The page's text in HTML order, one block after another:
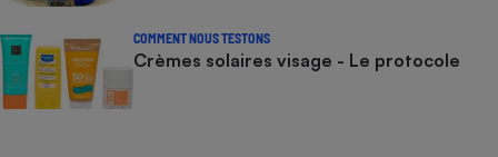
COMMENT NOUS TESTONS
Crèmes solaires visage - Le protocole